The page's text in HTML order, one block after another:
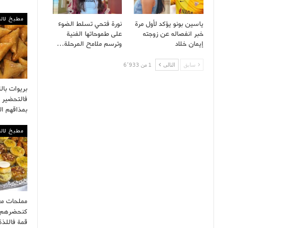
مطبخ
بريوات
فالتحضير
بمذاقهم
مطبخ
مملحات
كنحضرهم
قمة
ياسين بونو يؤكد لأول مرة
خبر انفصاله عن زوجته
إيمان خلاد
نورة فتحي تسلط الضوء
على طموحاتها الفنية
وترسم ملامح المرحلة…
سابق التالى 1 من 6٬933